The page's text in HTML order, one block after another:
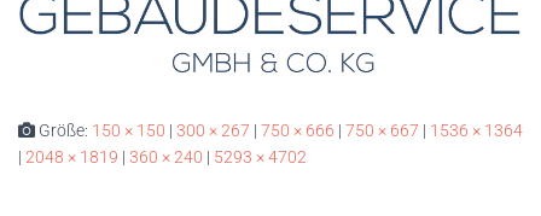
Größe: 150 × 150 | 300 × 267 | 750 × 666 | 750 × 667 | 1536 × 1364
| 2048 × 1819 | 360 × 240 | 5293 × 4702